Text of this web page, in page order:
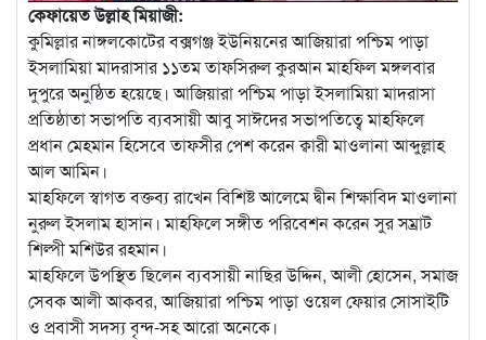
কেফায়েত উল্লাহ মিয়াজী:
কুমিল্লার নাঙ্গলকোটের বক্সগঞ্জ ইউনিয়নের আজিয়ারা পশ্চিম পাড়া
ইসলামিয়া মাদরাসার ১১তম তাফসিরুল কুরআন মাহফিল মঙ্গলবার
দুপুরে অনুষ্ঠিত হয়েছে। আজিয়ারা পশ্চিম পাড়া ইসলামিয়া মাদরাসা
প্রতিষ্ঠাতা সভাপতি ব্যবসায়ী আবু সাঈদের সভাপতিত্বে মাহফিলে
প্রধান মেহমান হিসেবে তাফসীর পেশ করেন ক্বারী মাওলানা আব্দুল্লাহ
আল আমিন।
মাহফিলে স্বাগত বক্তব্য রাখেন বিশিষ্ট আলেমে দ্বীন শিক্ষাবিদ মাওলানা
নুরুল ইসলাম হাসান। মাহফিলে সঙ্গীত পরিবেশন করেন সুর সম্রাট
শিল্পী মশিউর রহমান।
মাহফিলে উপস্থিত ছিলেন ব্যবসায়ী নাছির উদ্দিন, আলী হোসেন, সমাজ
সেবক আলী আকবর, আজিয়ারা পশ্চিম পাড়া ওয়েল ফেয়ার সোসাইটি
ও প্রবাসী সদস্য বৃন্দ-সহ আরো অনেকে।